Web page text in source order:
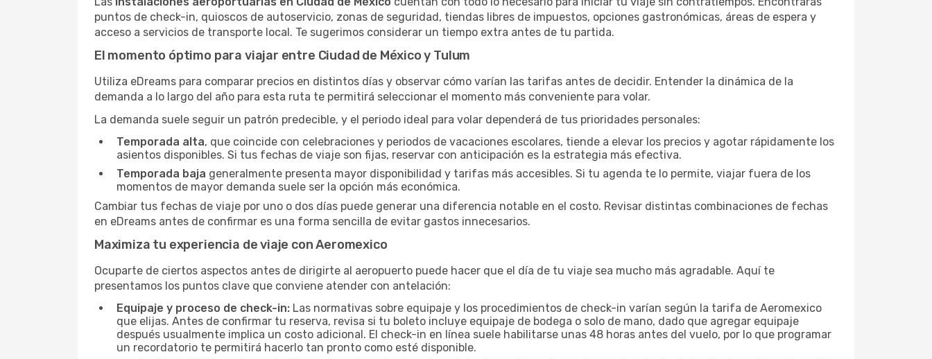
puntos de check-in, quioscos de autoservicio, zonas de seguridad, tiendas libres de impuestos, opciones gastronómicas, áreas de espera y
acceso a servicios de transporte local. Te sugerimos considerar un tiempo extra antes de tu partida.
El momento óptimo para viajar entre Ciudad de México y Tulum
Utiliza eDreams para comparar precios en distintos días y observar cómo varían las tarifas antes de decidir. Entender la dinámica de la
demanda a lo largo del año para esta ruta te permitirá seleccionar el momento más conveniente para volar.
La demanda suele seguir un patrón predecible, y el periodo ideal para volar dependerá de tus prioridades personales:
Temporada alta, que coincide con celebraciones y periodos de vacaciones escolares, tiende a elevar los precios y agotar rápidamente los
asientos disponibles. Si tus fechas de viaje son fijas, reservar con anticipación es la estrategia más efectiva.
Temporada baja generalmente presenta mayor disponibilidad y tarifas más accesibles. Si tu agenda te lo permite, viajar fuera de los
momentos de mayor demanda suele ser la opción más económica.
Cambiar tus fechas de viaje por uno o dos días puede generar una diferencia notable en el costo. Revisar distintas combinaciones de fechas
en eDreams antes de confirmar es una forma sencilla de evitar gastos innecesarios.
Maximiza tu experiencia de viaje con Aeromexico
Ocuparte de ciertos aspectos antes de dirigirte al aeropuerto puede hacer que el día de tu viaje sea mucho más agradable. Aquí te
presentamos los puntos clave que conviene atender con antelación:
Equipaje y proceso de check-in: Las normativas sobre equipaje y los procedimientos de check-in varían según la tarifa de Aeromexico
que elijas. Antes de confirmar tu reserva, revisa si tu boleto incluye equipaje de bodega o solo de mano, dado que agregar equipaje
después usualmente implica un costo adicional. El check-in en línea suele habilitarse unas 48 horas antes del vuelo, por lo que programar
un recordatorio te permitirá hacerlo tan pronto como esté disponible.